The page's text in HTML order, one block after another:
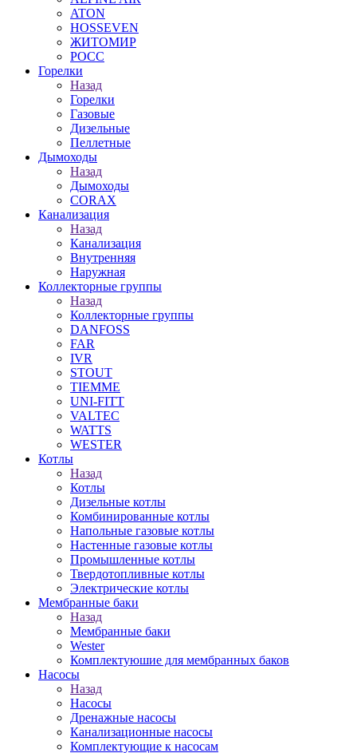
ATON
HOSSEVEN
ЖИТОМИР
РОСС
Горелки
Назад
Горелки
Газовые
Дизельные
Пеллетные
Дымоходы
Назад
Дымоходы
CORAX
Канализация
Назад
Канализация
Внутренняя
Наружная
Коллекторные группы
Назад
Коллекторные группы
DANFOSS
FAR
IVR
STOUT
TIEMME
UNI-FITT
VALTEC
WATTS
WESTER
Котлы
Назад
Котлы
Дизельные котлы
Комбинированные котлы
Напольные газовые котлы
Настенные газовые котлы
Промышленные котлы
Твердотопливные котлы
Электрические котлы
Мембранные баки
Назад
Мембранные баки
Wester
Комплектуюшие для мембранных баков
Насосы
Назад
Насосы
Дренажные насосы
Канализационные насосы
Комплектующие к насосам